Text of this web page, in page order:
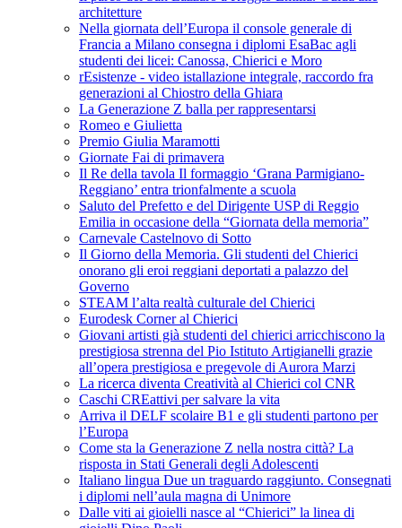
architetture
Nella giornata dell’Europa il console generale di
Francia a Milano consegna i diplomi EsaBac agli
studenti dei licei: Canossa, Chierici e Moro
rEsistenze - video istallazione integrale, raccordo fra
generazioni al Chiostro della Ghiara
La Generazione Z balla per rappresentarsi
Romeo e Giulietta
Premio Giulia Maramotti
Giornate Fai di primavera
Il Re della tavola Il formaggio ‘Grana Parmigiano-
Reggiano’ entra trionfalmente a scuola
Saluto del Prefetto e del Dirigente USP di Reggio
Emilia in occasione della “Giornata della memoria”
Carnevale Castelnovo di Sotto
Il Giorno della Memoria. Gli studenti del Chierici
onorano gli eroi reggiani deportati a palazzo del
Governo
STEAM l’alta realtà culturale del Chierici
Eurodesk Corner al Chierici
Giovani artisti già studenti del chierici arricchiscono la
prestigiosa strenna del Pio Istituto Artigianelli grazie
all’opera prestigiosa e pregevole di Aurora Marzi
La ricerca diventa Creatività al Chierici col CNR
Caschi CREattivi per salvare la vita
Arriva il DELF scolaire B1 e gli studenti partono per
l’Europa
Come sta la Generazione Z nella nostra città? La
risposta in Stati Generali degli Adolescenti
Italiano lingua Due un traguardo raggiunto. Consegnati
i diplomi nell’aula magna di Unimore
Dalle viti ai gioielli nasce al “Chierici” la linea di